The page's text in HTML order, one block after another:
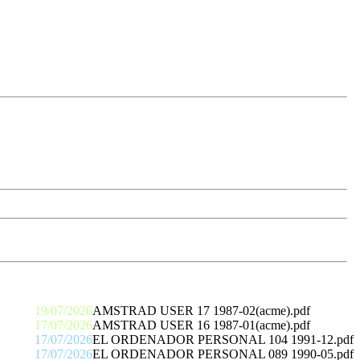
19/07/2026AMSTRAD USER 17 1987-02(acme).pdf
17/07/2026AMSTRAD USER 16 1987-01(acme).pdf
17/07/2026EL ORDENADOR PERSONAL 104 1991-12.pdf
17/07/2026EL ORDENADOR PERSONAL 089 1990-05.pdf